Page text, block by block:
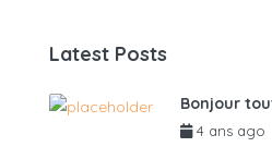
Latest Posts
Bonjour
4 ans ago